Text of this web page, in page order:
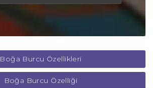
Boğa Burcu Özellikleri
Boğa Burcu Özelliği